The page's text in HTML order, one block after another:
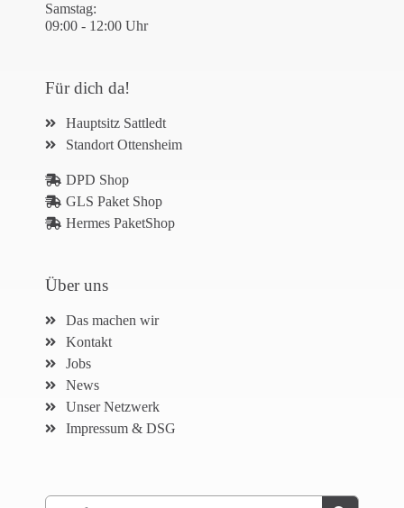
Samstag:
09:00 - 12:00 Uhr
Für dich da!
Hauptsitz Sattledt
Standort Ottensheim
DPD Shop
GLS Paket Shop
Hermes PaketShop
Über uns
Das machen wir
Kontakt
Jobs
News
Unser Netzwerk
Impressum & DSG